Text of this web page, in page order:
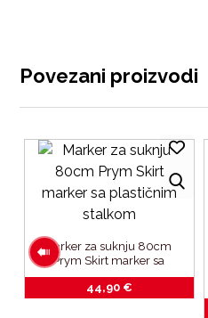
Povezani proizvodi
Marker za suknju 80cm
Prym Skirt marker sa
plastičnim stalkom
44,90 €